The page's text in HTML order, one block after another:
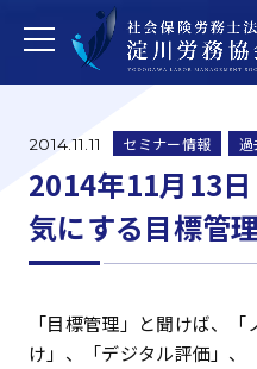
2014.11.11 セミナー情報 過
2014年11月13
気にする目標管
「目標管理」と聞けば、
け」、「デジタル評価」、